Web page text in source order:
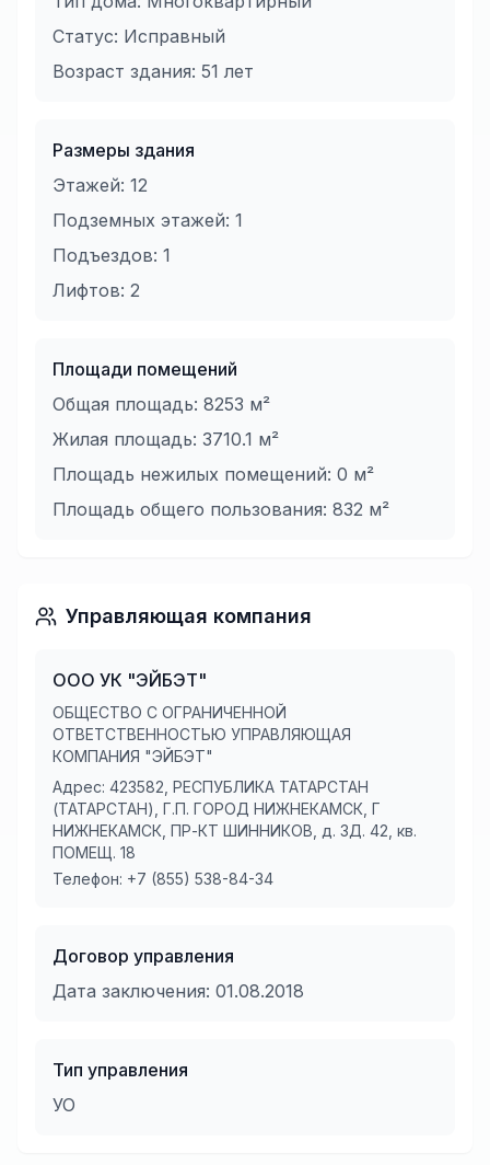
Статус: Исправный
Возраст здания: 51 лет
Размеры здания
Этажей: 12
Подземных этажей: 1
Подъездов: 1
Лифтов: 2
Площади помещений
Общая площадь: 8253 м²
Жилая площадь: 3710.1 м²
Площадь нежилых помещений: 0 м²
Площадь общего пользования: 832 м²
Управляющая компания
ООО УК "ЭЙБЭТ"
ОБЩЕСТВО С ОГРАНИЧЕННОЙ
ОТВЕТСТВЕННОСТЬЮ УПРАВЛЯЮЩАЯ
КОМПАНИЯ "ЭЙБЭТ"
Адрес: 423582, РЕСПУБЛИКА ТАТАРСТАН
(ТАТАРСТАН), Г.П. ГОРОД НИЖНЕКАМСК, Г
НИЖНЕКАМСК, ПР-КТ ШИННИКОВ, д. ЗД. 42, кв.
ПОМЕЩ. 18
Телефон: +7 (855) 538-84-34
Договор управления
Дата заключения: 01.08.2018
Тип управления
УО